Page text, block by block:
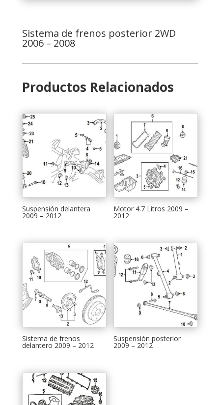
Sistema de frenos posterior 2WD
2006 – 2008
Productos Relacionados
Suspensión delantera
2009 – 2012
Motor 4.7 Litros 2009 –
2012
Sistema de frenos
delantero 2009 – 2012
Suspensión posterior
2009 – 2012